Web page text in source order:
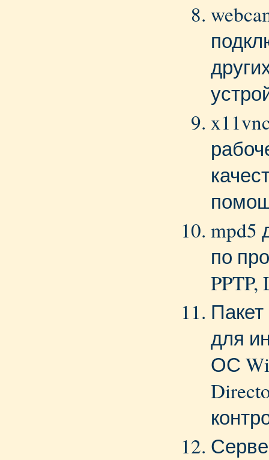
mpd5
по
PPTP,
для
ОС